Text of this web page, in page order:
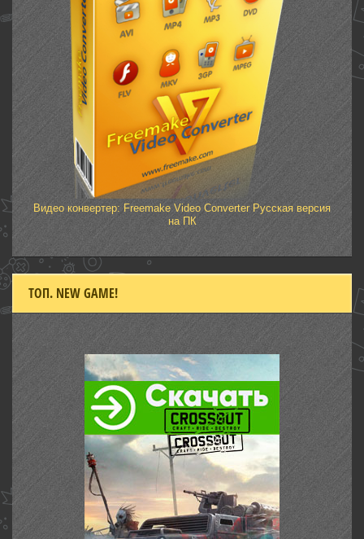
Видео конвертер: Freemake Video Converter Русская версия
на ПК
ТОП. NEW GAME!